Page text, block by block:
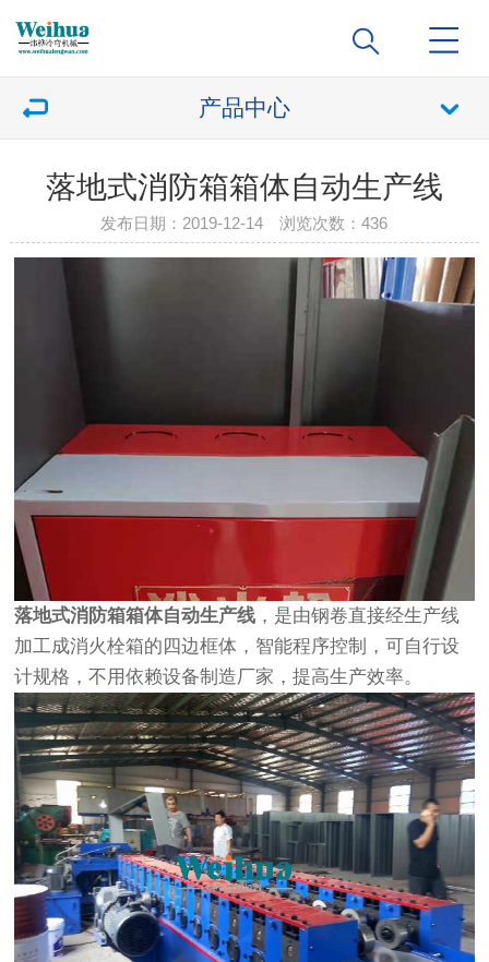
产品中心
落地式消防箱箱体自动生产线
发布日期：2019-12-14 浏览次数：436
落地式消防箱箱体自动生产线 ，是由钢卷直接经生产线
加工成消火栓箱的四边框体，智能程序控制，可自行设
计规格，不用依赖设备制造厂家，提高生产效率。